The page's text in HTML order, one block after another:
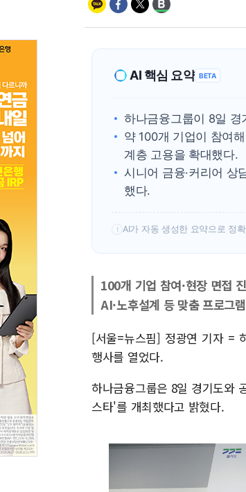
AI 핵심 요약 BETA
하나금융그룹이 8일
약 100개 기업이 참여
계층 고용을 확대했다.
시니어 금융·커리어 상
했다.
! AI가 자동 생성한 요약으로 정
100개 기업 참여·현장 면접
AI·노후설계 등 맞춤 프로그
[서울=뉴스핌] 정광연 기자 =
행사를 열었다.
하나금융그룹은 8일 경기도와
스타'를 개최했다고 밝혔다.